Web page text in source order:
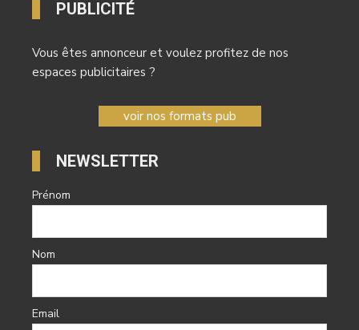
PUBLICITÉ
Vous êtes annonceur et voulez profitez de nos
espaces publicitaires ?
voir nos formats pub
NEWSLETTER
Prénom
Nom
Email